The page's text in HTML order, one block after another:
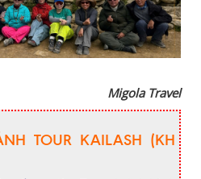
Migola Travel
TOUR KAILASH (KH